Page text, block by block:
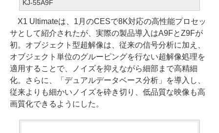
KJ-55A9F
X1 Ultimateは、1月のCESで8K対応の高性能プロセッ
サとして紹介されたが、実際の製品導入はA9FとZ9Fが
初。オブジェクト型超解像は、従来の信号分析に加え、
オブジェクト単位のグルーピングを行ない超解像処理を
適用することで、ノイズを抑えながら細部まで高精細
化。さらに、「デュアルデータベース分析」を導入し、
従来よりも細かいノイズを砕き切り、低品質な映像も高
画質化できるようにした。